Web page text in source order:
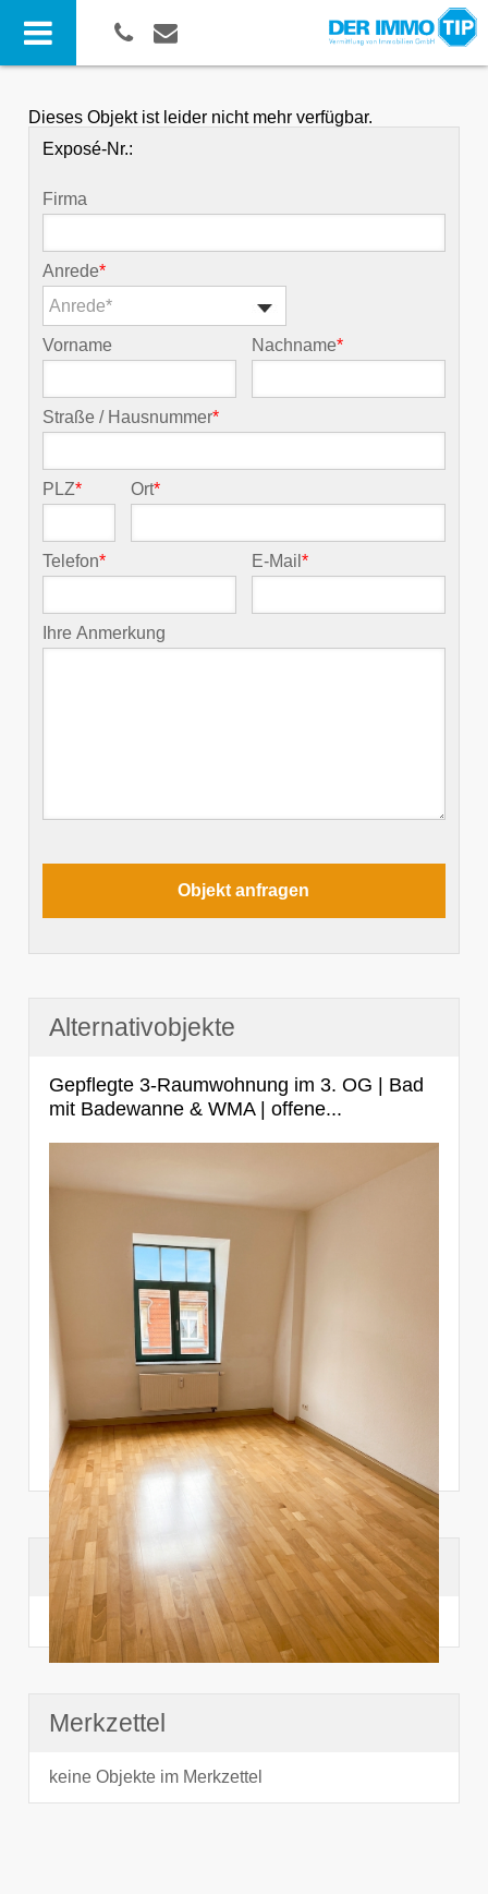
Dieses Objekt ist leider nicht mehr verfügbar.
Exposé-Nr.:
Firma
Anrede*
Anrede*
Vorname Nachname*
Straße / Hausnummer*
PLZ* Ort*
Telefon* E-Mail*
Ihre Anmerkung
Alternativobjekte
Gepflegte 3-Raumwohnung im 3. OG | Bad
mit Badewanne & WMA | offene...
Suchhistorie
noch nichts angesehen
Merkzettel
keine Objekte im Merkzettel